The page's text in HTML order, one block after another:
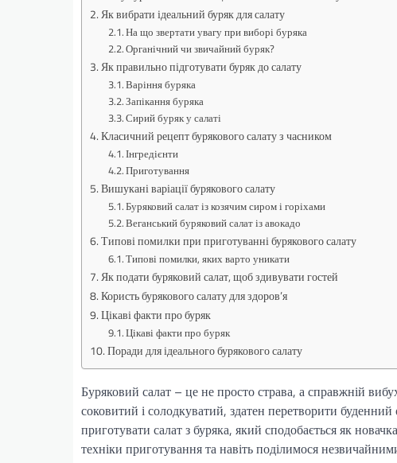
Як вибрати ідеальний буряк для салату
На що звертати увагу при виборі буряка
Органічний чи звичайний буряк?
Як правильно підготувати буряк до салату
Варіння буряка
Запікання буряка
Сирий буряк у салаті
Класичний рецепт бурякового салату з часником
Інгредієнти
Приготування
Вишукані варіації бурякового салату
Буряковий салат із козячим сиром і горіхами
Веганський буряковий салат із авокадо
Типові помилки при приготуванні бурякового салату
Типові помилки, яких варто уникати
Як подати буряковий салат, щоб здивувати гостей
Користь бурякового салату для здоров’я
Цікаві факти про буряк
Цікаві факти про буряк
Поради для ідеального бурякового салату
Буряковий салат – це не просто страва, а справжній
соковитий і солодкуватий, здатен перетворити буденний
приготувати салат з буряка, який сподобається як
техніки приготування та навіть поділимося